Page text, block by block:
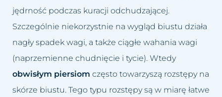
Łupież
Łuszczyca skóry głowy
Grzybica skóry głowy
Atopowe zapalenie skóry głowy
Usuwanie zmarszczek
Wybielanie okolic intymnych
Wypełnianie doliny łez
Zamykanie naczynek
jędrność podczas kuracji odchudzającej.
Szczególnie niekorzystnie na wygląd biustu działa
nagły spadek wagi, a także ciągłe wahania wagi
(naprzemienne chudnięcie i tycie). Wtedy
obwisłym piersiom często towarzyszą rozstępy na
skórze biustu. Tego typu rozstępy są w miarę łatwe